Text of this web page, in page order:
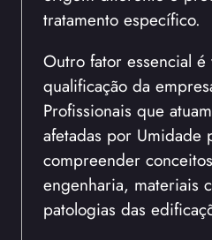
tratamento específico.
Outro fator essencial
qualificação da
Profissionais que
afetadas por Umidade
compreender
engenharia, materiais
patologias das